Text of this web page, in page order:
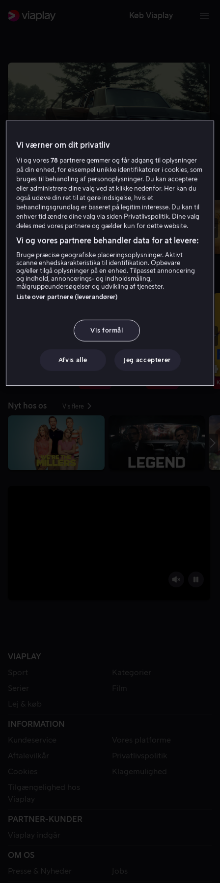
Køb Viaplay
Mindst 8.0 på IMDb Vis flere
Topliste: Film Vis flere
2 3 4
Nyt hos os Vis flere
VIAPLAY
Sport
Kategorier
Serier
Film
Lej & køb
INFORMATION
Kundeservice
Vores platforme
Aftalevilkår
Privatlivspolitik
Cookies
Klagemulighed
Tilgængelighed hos
Viaplay
PARTNER-KUNDER
Viaplay indgår
OM OS
Presse & Nyheder
Jobs
Vi værner om dit privatliv
Vi og vores78 partnere gemmer og får adgang til oplysninger
på din enhed, for eksempel unikke identifikatorer i cookies, som
bruges til behandling af personoplysninger. Du kan acceptere
eller administrere dine valg ved at klikke nedenfor. Her kan du
også udøve din ret til at gøre indsigelse, hvis et
behandlingsgrundlag er baseret på legitim interesse. Du kan til
enhver tid ændre dine valg via siden Privatlivspolitik. Dine valg
deles med vores partnere og gælder kun for dette website.
Vi og vores partnere behandler data for at levere:
Bruge præcise geografiske placeringsoplysninger. Aktivt
scanne enhedskarakteristika til identifikation. Opbevare
og/eller tilgå oplysninger på en enhed. Tilpasset annoncering
og indhold, annoncerings- og indholdsmåling,
målgruppeundersøgelser og udvikling af tjenester.
Liste over partnere (leverandører)
Vis formål
Afvis alle Jeg accepterer